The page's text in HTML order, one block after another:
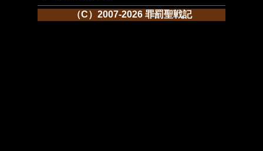
（C）2007-2026 罪罰聖戦記